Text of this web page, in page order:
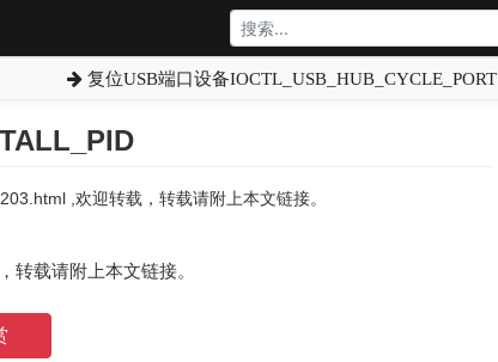
复位USB端口设备IOCTL_USB_HUB_CYCLE_PORT
,欢迎转载，转载请附上本文链接。
转载请附上本文链接。